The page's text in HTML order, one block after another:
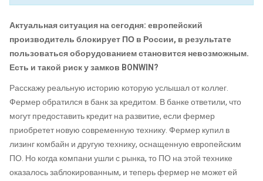
Актуальная ситуация на сегодня: европейский
производитель блокирует ПО в России, в результате
пользоваться оборудованием становится невозможным.
Есть и такой риск у замков BONWIN?
Расскажу реальную историю которую услышал от коллег.
Фермер обратился в банк за кредитом. В банке ответили, что
могут предоставить кредит на развитие, если фермер
приобретет новую современную технику. Фермер купил в
лизинг комбайн и другую технику, оснащенную европейским
ПО. Но когда компани ушли с рынка, то ПО на этой технике
оказалось заблокированным, и теперь фермер не может ей